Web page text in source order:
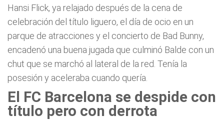
Hansi Flick, ya relajado después de la cena de
celebración del título liguero, el día de ocio en un
parque de atracciones y el concierto de Bad Bunny,
encadenó una buena jugada que culminó Balde con un
chut que se marchó al lateral de la red. Tenía la
posesión y aceleraba cuando quería.
El FC Barcelona se despide con
título pero con derrota